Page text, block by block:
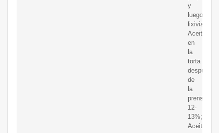
y
luego
lixiviación;
Aceite
en
la
torta
después
de
la
prensa:
12-
13%;
Aceite